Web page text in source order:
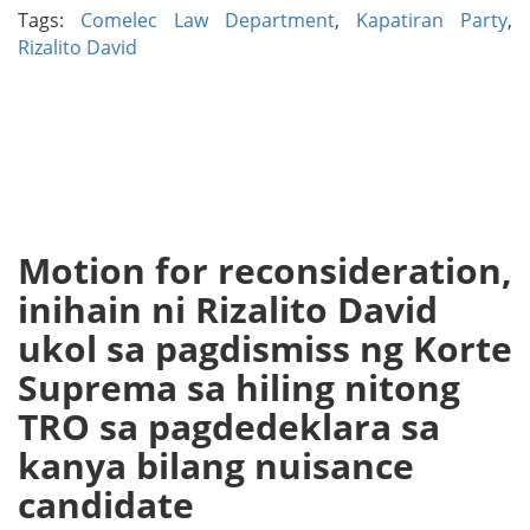
Tags: Comelec Law Department, Kapatiran Party,
Rizalito David
Motion for reconsideration,
inihain ni Rizalito David
ukol sa pagdismiss ng Korte
Suprema sa hiling nitong
TRO sa pagdedeklara sa
kanya bilang nuisance
candidate